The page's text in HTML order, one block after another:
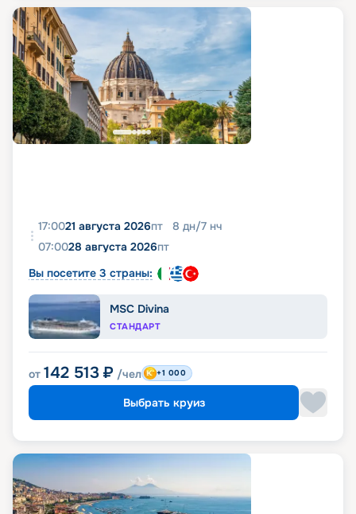
17:0021 августа 2026пт 8 дн/7 нч
07:0028 августа 2026пт
Вы посетите 3 страны:
MSC Divina
СТАНДАРТ
от 142 513 ₽ /чел +1 000
Выбрать круиз